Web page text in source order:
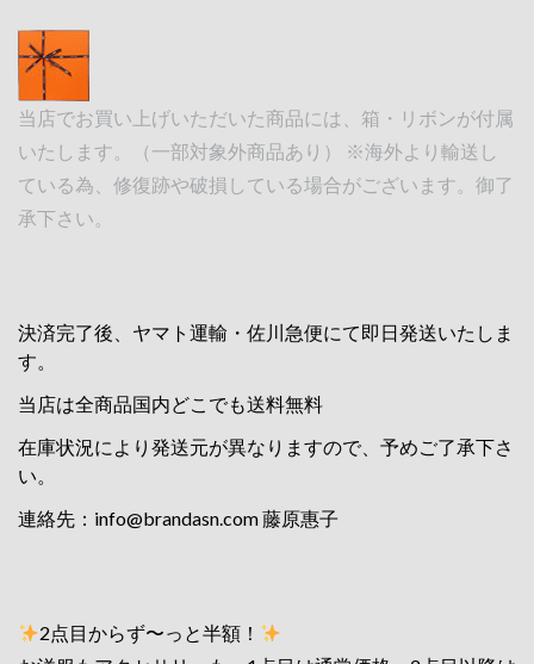
当店でお買い上げいただいた商品には、箱・リボンが付属
いたします。（一部対象外商品あり） ※海外より輸送し
ている為、修復跡や破損している場合がございます。御了
承下さい。
決済完了後、ヤマト運輸・佐川急便にて即日発送いたしま
す。
当店は全商品国内どこでも送料無料
在庫状況により発送元が異なりますので、予めご了承下さ
い。
連絡先： info@brandasn.com藤原惠子
2点目からず〜っと半額！